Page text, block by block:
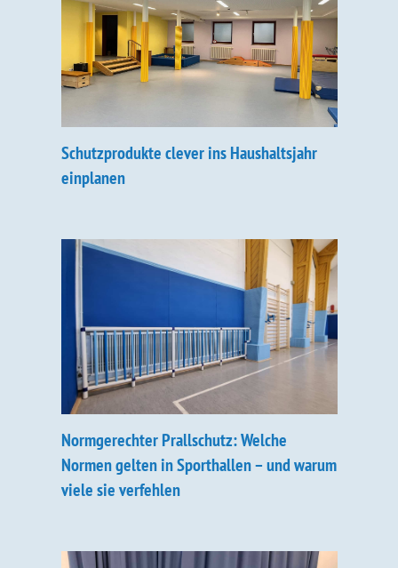
Schutzprodukte clever ins Haushaltsjahr
einplanen
Normgerechter Prallschutz: Welche
Normen gelten in Sporthallen – und warum
viele sie verfehlen